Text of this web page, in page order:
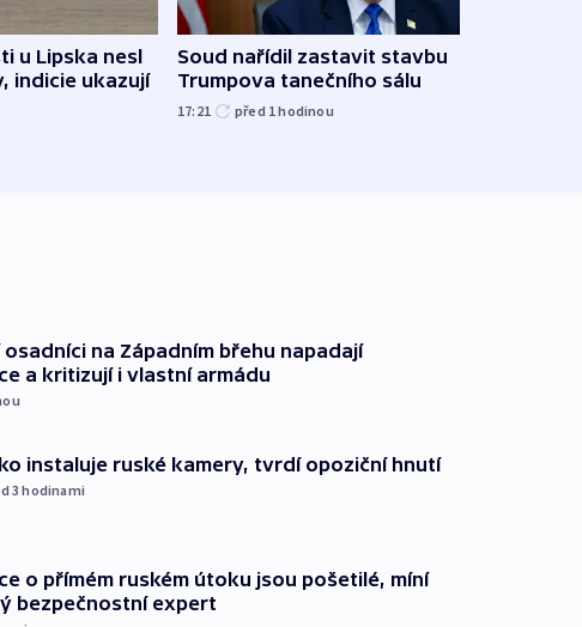
u Lipska nesl
indicie ukazují
Soud nařídil zastavit stavbu
Trumpova tanečního sálu
17:21 před 1hodinou
na Západním břehu napadají
a kritizují i vlastní armádu
instaluje ruské kamery, tvrdí opoziční hnutí
3hodinami
o přímém ruském útoku jsou pošetilé, míní
bezpečnostní expert